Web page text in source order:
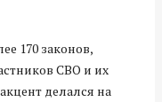
170 законов,
СВО и их
делался на